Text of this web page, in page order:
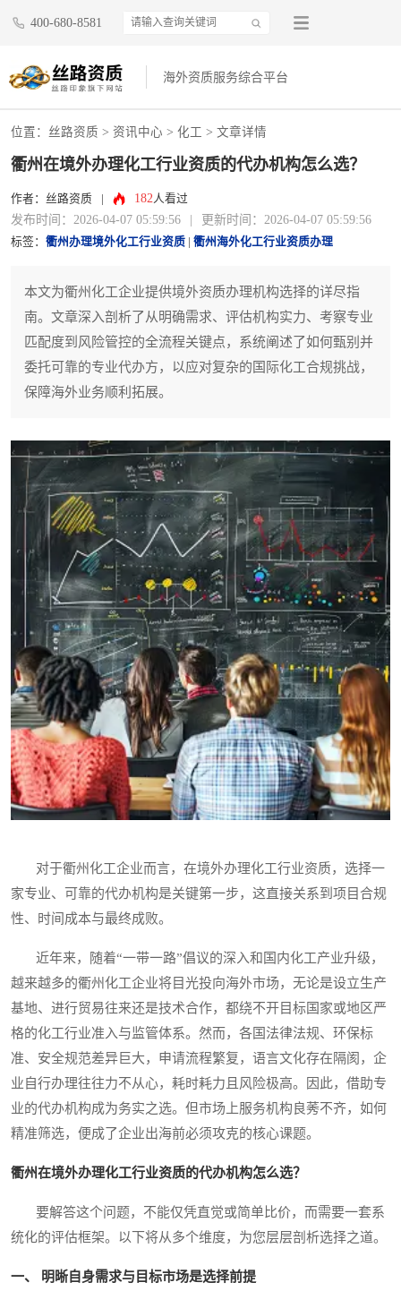
400-680-8581
海外资质服务综合平台
位置： 丝路资质 > 资讯中心 > 化工 > 文章详情
衢州在境外办理化工行业资质的代办机构怎么选？
作者：丝路资质 182人看过
发布时间：2026-04-07 05:59:56 更新时间：2026-04-07 05:59:56
标签： 衢州办理境外化工行业资质 衢州海外化工行业资质办理
本文为衢州化工企业提供境外资质办理机构选择的详尽指
南。文章深入剖析了从明确需求、评估机构实力、考察专业
匹配度到风险管控的全流程关键点，系统阐述了如何甄别并
委托可靠的专业代办方，以应对复杂的国际化工合规挑战，
保障海外业务顺利拓展。
对于衢州化工企业而言，在境外办理化工行业资质，选择一
家专业、可靠的代办机构是关键第一步，这直接关系到项目合规
性、时间成本与最终成败。
近年来，随着“一带一路”倡议的深入和国内化工产业升级，
越来越多的衢州化工企业将目光投向海外市场，无论是设立生产
基地、进行贸易往来还是技术合作，都绕不开目标国家或地区严
格的化工行业准入与监管体系。然而，各国法律法规、环保标
准、安全规范差异巨大，申请流程繁复，语言文化存在隔阂，企
业自行办理往往力不从心，耗时耗力且风险极高。因此，借助专
业的代办机构成为务实之选。但市场上服务机构良莠不齐，如何
精准筛选，便成了企业出海前必须攻克的核心课题。
衢州在境外办理化工行业资质的代办机构怎么选？
要解答这个问题，不能仅凭直觉或简单比价，而需要一套系
统化的评估框架。以下将从多个维度，为您层层剖析选择之道。
一、 明晰自身需求与目标市场是选择前提